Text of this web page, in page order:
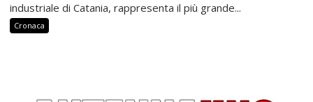
industriale di Catania, rappresenta il più grande...
Cronaca